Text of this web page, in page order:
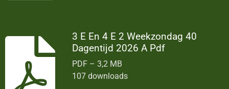
3 E En 4 E 2 Weekzondag 40
Dagentijd 2026 A Pdf
PDF – 3,2 MB
107 downloads